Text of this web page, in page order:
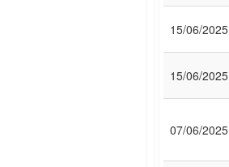
15/06/2025
15/06/2025
07/06/2025